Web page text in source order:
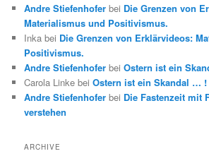
Andre Stiefenhofer bei Die Grenzen von
Materialismus und Positivismus.
Inka bei Die Grenzen von Erklärvideos:
Positivismus.
Andre Stiefenhofer beiOstern ist ein
Carola Linke beiOstern ist ein Skandal … !
Andre Stiefenhofer bei Die Fastenzeit mit
verstehen
ARCHIVE